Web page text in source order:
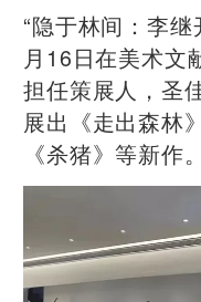
“隐于林间：李
月16日在美术文
担任策展人，圣
展出《走出森林
《杀猪》等新作。